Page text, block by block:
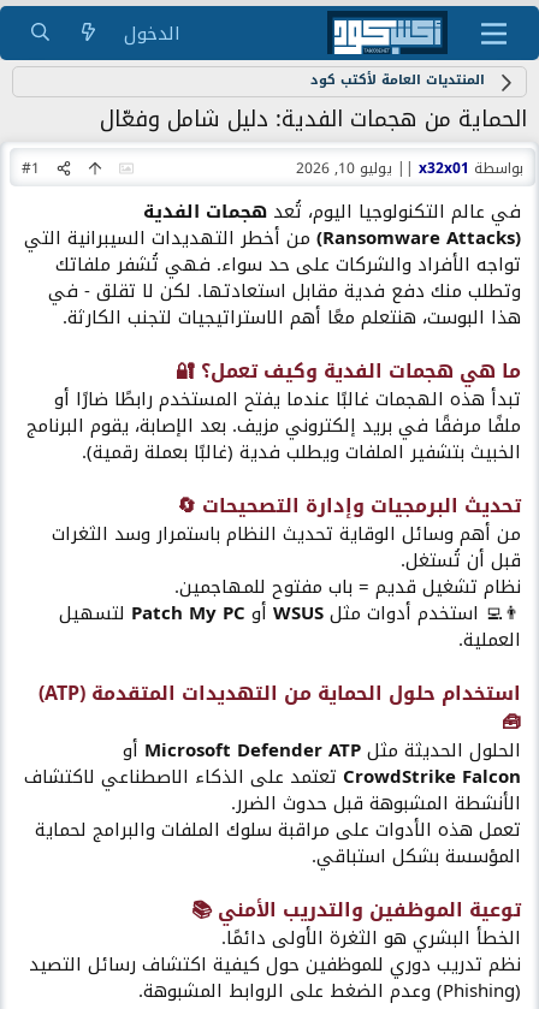
الدخول
المنتديات العامة لأكتب كود
الحماية من هجمات الفدية: دليل شامل وفعّال
بواسطة x32x01
|| يوليو 10, 2026 #1
في عالم التكنولوجيا اليوم، تُعد هجمات الفدية
(Ransomware Attacks) من أخطر التهديدات السيبرانية التي
تواجه الأفراد والشركات على حد سواء. فهي تُشفر ملفاتك
وتطلب منك دفع فدية مقابل استعادتها. لكن لا تقلق - في
هذا البوست، هنتعلم معًا أهم الاستراتيجيات لتجنب الكارثة.
ما هي هجمات الفدية وكيف تعمل؟ 🔐​
تبدأ هذه الهجمات غالبًا عندما يفتح المستخدم رابطًا ضارًا أو
ملفًا مرفقًا في بريد إلكتروني مزيف. بعد الإصابة، يقوم البرنامج
الخبيث بتشفير الملفات ويطلب فدية (غالبًا بعملة رقمية).
تحديث البرمجيات وإدارة التصحيحات 🔄​
من أهم وسائل الوقاية تحديث النظام باستمرار وسد الثغرات
قبل أن تُستغل.
نظام تشغيل قديم = باب مفتوح للمهاجمين.
👨‍💻 استخدم أدوات مثلWSUS أو Patch My PC لتسهيل
العملية.
استخدام حلول الحماية من التهديدات المتقدمة (ATP)
🧰​
الحلول الحديثة مثلMicrosoft Defender ATP أو
CrowdStrike Falcon تعتمد على الذكاء الاصطناعي لاكتشاف
الأنشطة المشبوهة قبل حدوث الضرر.
تعمل هذه الأدوات على مراقبة سلوك الملفات والبرامج لحماية
المؤسسة بشكل استباقي.
توعية الموظفين والتدريب الأمني 📚​
الخطأ البشري هو الثغرة الأولى دائمًا.
نظم تدريب دوري للموظفين حول كيفية اكتشاف رسائل التصيد
(Phishing) وعدم الضغط على الروابط المشبوهة.